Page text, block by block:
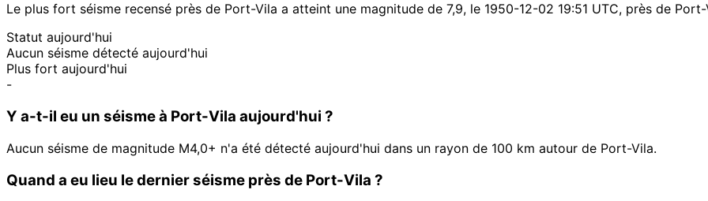
Le plus fort séisme recensé près de Port-Vila a atteint une magnitude de 7,9, le 1950-12-02 19:51 UTC, près de Port-
Statut aujourd'hui
Aucun séisme détecté aujourd'hui
Plus fort aujourd'hui
-
Y a-t-il eu un séisme à Port-Vila aujourd'hui ?
Aucun séisme de magnitude M4,0+ n'a été détecté aujourd'hui dans un rayon de 100 km autour de Port-Vila.
Quand a eu lieu le dernier séisme près de Port-Vila ?